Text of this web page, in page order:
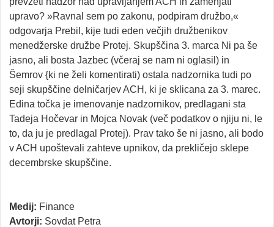
upravo? »Ravnal sem po zakonu, podpiram družbo,«
odgovarja Prebil, kije tudi eden večjih družbenikov
menedžerske družbe Protej. Skupščina 3. marca Ni pa še
jasno, ali bosta Jazbec (včeraj se nam ni oglasil) in
Šemrov {ki ne želi komentirati) ostala nadzornika tudi po
seji skupščine delničarjev ACH, ki je sklicana za 3. marec.
Edina točka je imenovanje nadzornikov, predlagani sta
Tadeja Hočevar in Mojca Novak (več podatkov o njiju ni, le
to, da ju je predlagal Protej). Prav tako še ni jasno, ali bodo
v ACH upoštevali zahteve upnikov, da prekličejo sklepe
decembrske skupščine.
Medij: Finance
Avtorji: Sovdat Petra